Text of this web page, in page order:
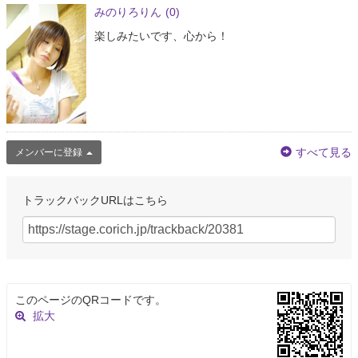
みのりろりん (0)
楽しみたいです、心から！
メンバーに登録 すべて見る
トラックバックURLはこちら
このページのQRコードです。
拡大